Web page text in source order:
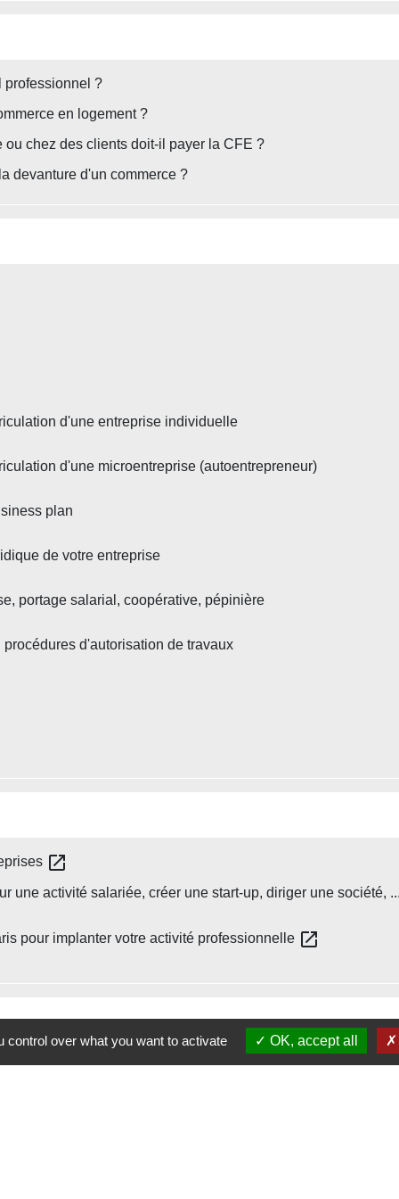
professionnel ?
en logement ?
chez des clients doit-il payer la CFE ?
devanture d'un commerce ?
d'une entreprise individuelle
d'une microentreprise (autoentrepreneur)
plan
de votre entreprise
portage salarial, coopérative, pépinière
d'autorisation de travaux
open_in_new
une activité salariée, créer une start-up, diriger une société, ...
pour implanter votre activité professionnelle open_in_new
over what you want to activate OK, accept all